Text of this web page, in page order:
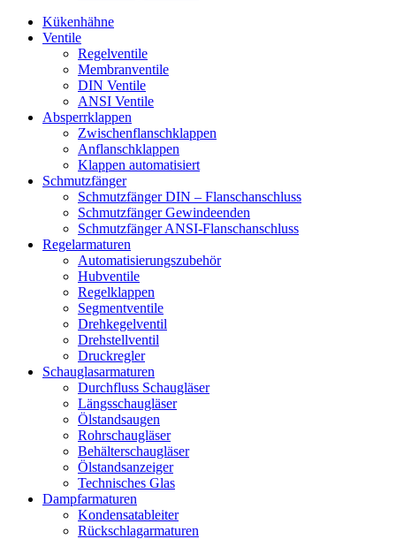
Kükenhähne
Ventile
Regelventile
Membranventile
DIN Ventile
ANSI Ventile
Absperrklappen
Zwischenflanschklappen
Anflanschklappen
Klappen automatisiert
Schmutzfänger
Schmutzfänger DIN – Flanschanschluss
Schmutzfänger Gewindeenden
Schmutzfänger ANSI-Flanschanschluss
Regelarmaturen
Automatisierungszubehör
Hubventile
Regelklappen
Segmentventile
Drehkegelventil
Drehstellventil
Druckregler
Schauglas­armaturen
Durchfluss Schaugläser
Längsschaugläser
Ölstandsaugen
Rohrschaugläser
Behälterschaugläser
Ölstandsanzeiger
Technisches Glas
Dampfarmaturen
Kondensatableiter
Rückschlagarmaturen